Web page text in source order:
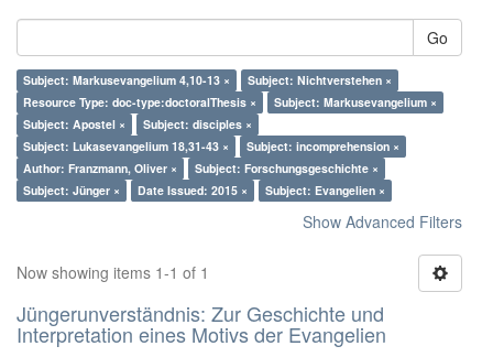
Go
Subject: Markusevangelium 4,10-13 ×
Subject: Nichtverstehen ×
Resource Type: doc-type:doctoralThesis ×
Subject: Markusevangelium ×
Subject: Apostel ×
Subject: disciples ×
Subject: Lukasevangelium 18,31-43 ×
Subject: incomprehension ×
Author: Franzmann, Oliver ×
Subject: Forschungsgeschichte ×
Subject: Jünger ×
Date Issued: 2015 × Subject: Evangelien ×
Show Advanced Filters
Now showing items 1-1 of 1
Jüngerunverständnis: Zur Geschichte und
Interpretation eines Motivs der Evangelien